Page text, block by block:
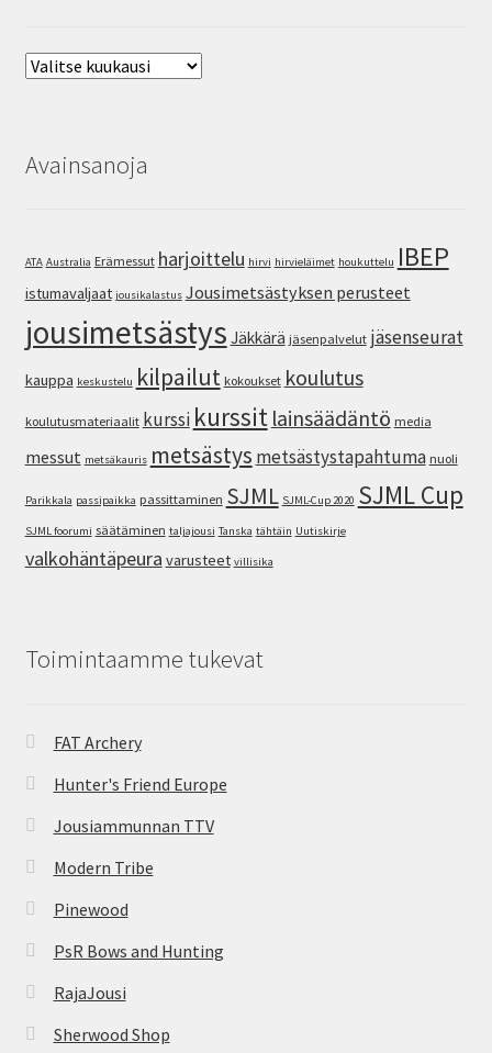
Arkisto
Avainsanoja
ATA Australia Erämessut harjoittelu hirvi hirvieläimet houkuttelu IBEP
istumavaljaat jousikalastus Jousimetsästyksen perusteet
jousimetsästys Jäkkärä jäsenpalvelut jäsenseurat
kauppa keskustelu kilpailut kokoukset koulutus
koulutusmateriaalit kurssi kurssit lainsäädäntö media
messut metsäkauris metsästys metsästystapahtuma nuoli
Parikkala passipaikka passittaminen SJML SJML-Cup 2020 SJML Cup
SJML foorumi säätäminen taljajousi Tanska tähtäin Uutiskirje
valkohäntäpeura varusteet villisika
Toimintaamme tukevat
FAT Archery
Hunter's Friend Europe
Jousiammunnan TTV
Modern Tribe
Pinewood
PsR Bows and Hunting
RajaJousi
Sherwood Shop